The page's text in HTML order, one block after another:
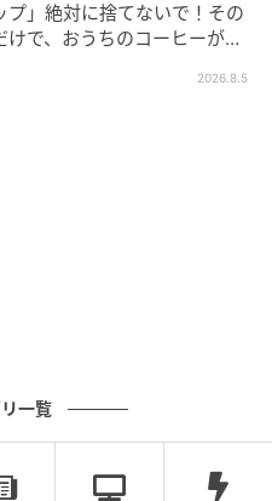
プ」絶対に捨てないで！その
けで、おうちのコーヒーが
2026.8.5
一覧